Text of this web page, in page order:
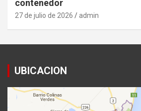
contenedor
27 de julio de 2026 admin
UBICACION